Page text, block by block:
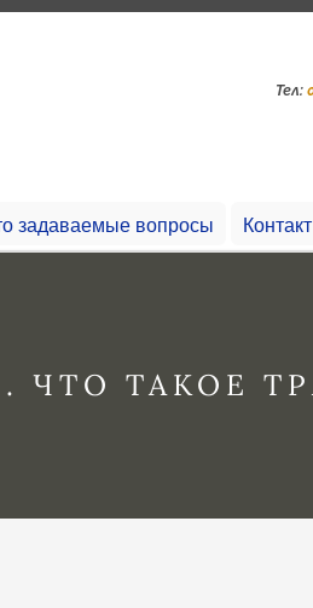
Тел:
задаваемые вопросы Контакт
ТАКОЕ